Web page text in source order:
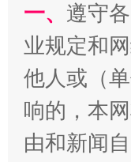
千年窑
一、 遵守
业规定和
他人或（
响的，本
由和新闻